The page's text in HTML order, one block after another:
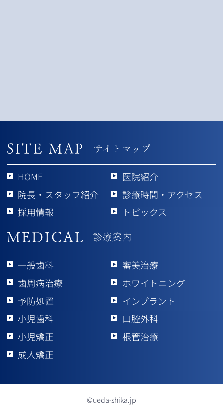
SITE MAP サイトマップ
HOME
医院紹介
院長・スタッフ紹介
診療時間・アクセス
採用情報
トピックス
MEDICAL 診療案内
一般歯科
歯周病治療
予防処置
小児歯科
小児矯正
成人矯正
審美治療
ホワイトニング
インプラント
口腔外科
根管治療
©ueda-shika.jp